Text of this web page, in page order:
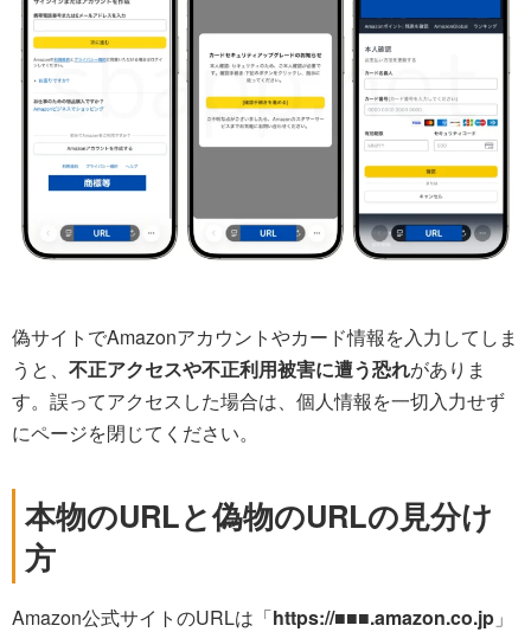
偽サイトでAmazonアカウントやカード情報を入力してしま
うと、 不正アクセスや不正利用被害に遭う恐れがありま
す。誤ってアクセスした場合は、個人情報を一切入力せず
にページを閉じてください。
本物のURLと偽物のURLの見分け
方
Amazon公式サイトのURLは「https://■■■.amazon.co.jp 」